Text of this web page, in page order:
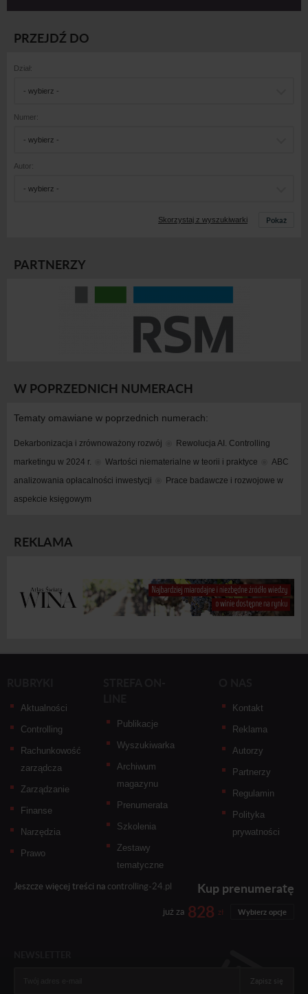
PRZEJDŹ DO
Dział:
- wybierz -
Numer:
- wybierz -
Autor:
- wybierz -
Skorzystaj z wyszukiwarki Pokaż
PARTNERZY
W POPRZEDNICH NUMERACH
Tematy omawiane w poprzednich numerach:
Dekarbonizacja i zrównoważony rozwój
Rewolucja AI. Controlling
marketingu w 2024 r.
Wartości niematerialne w teorii i praktyce
ABC
analizowania opłacalności inwestycji
Prace badawcze i rozwojowe w
aspekcie księgowym
REKLAMA
Aktualności
Controlling
Rachunkowość
zarządcza
Zarządzanie
Finanse
Narzędzia
Prawo
Publikacje
Wyszukiwarka
Archiwum
magazynu
Prenumerata
Szkolenia
Zestawy
tematyczne
Kontakt
Reklama
Autorzy
Partnerzy
Regulamin
Polityka
prywatności
Jeszcze więcej treści na controlling-24.pl Kup prenumeratę
już za 828 zł Wybierz opcje
Zapisz się